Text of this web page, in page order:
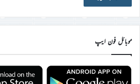
موبائل فون ایپ